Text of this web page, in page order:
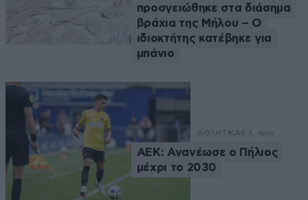
προσγειώθηκε στα διάσημα
βράχια της Μήλου – Ο
ιδιοκτήτης κατέβηκε για
μπάνιο
ΑΘΛΗΤΙΚΑ6 λ. πριν
ΑΕΚ: Ανανέωσε ο Πήλιος
μέχρι το 2030